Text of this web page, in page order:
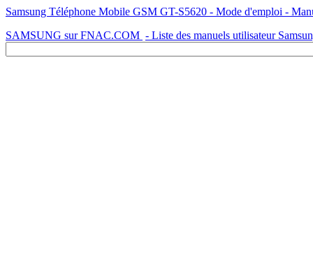
Samsung Téléphone Mobile GSM GT-S5620 - Mode d'emploi -
SAMSUNG sur FNAC.COM - Liste des manuels utilisateur